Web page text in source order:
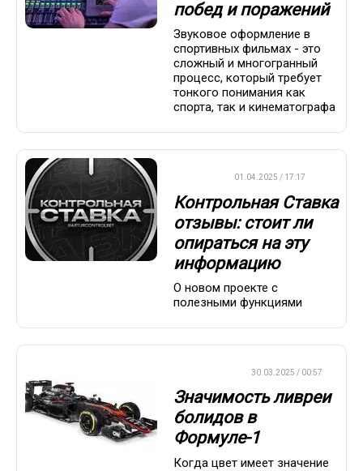
побед и поражений
Звуковое оформление в
спортивных фильмах - это
сложный и многогранный
процесс, который требует
тонкого понимания как
спорта, так и кинематографа
01.04.2025 / 17:17
Контрольная Ставка
отзывы: стоит ли
опираться на эту
информацию
О новом проекте с
полезными функциями
30.03.2025 / 00:57
Значимость ливреи
болидов в
Формуле-1
Когда цвет имеет значение